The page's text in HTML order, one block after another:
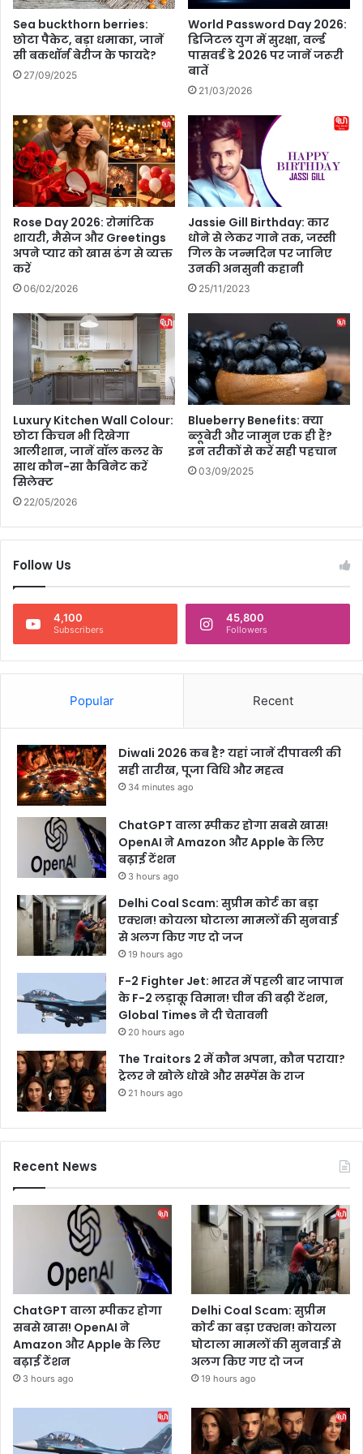
ह
है
ड़ी
ज
ह
?
Sea buckthorn berries:
छोटा पैकेट, बड़ा धमाका, जानें
सी बकथॉर्न बेरीज के फायदे?
27/09/2025
World Password Day 2026:
डिजिटल युग में सुरक्षा, वर्ल्ड
पासवर्ड डे 2026 पर जानें जरूरी
बातें
21/03/2026
Rose Day 2026: रोमांटिक
शायरी, मैसेज और Greetings
अपने प्यार को खास ढंग से व्यक्त
करें
06/02/2026
Jassie Gill Birthday: कार
धोने से लेकर गाने तक, जस्सी
गिल के जन्मदिन पर जानिए
उनकी अनसुनी कहानी
25/11/2023
Luxury Kitchen Wall Colour:
छोटा किचन भी दिखेगा
आलीशान, जानें वॉल कलर के
साथ कौन-सा कैबिनेट करें
सिलेक्ट
22/05/2026
Blueberry Benefits: क्या
ब्लूबेरी और जामुन एक ही हैं?
इन तरीकों से करें सही पहचान
03/09/2025
Follow Us
4,100
Subscribers
45,800
Followers
Popular Recent
Diwali 2026 कब है? यहां जानें दीपावली की
सही तारीख, पूजा विधि और महत्व
34 minutes ago
ChatGPT वाला स्पीकर होगा सबसे खास!
OpenAI ने Amazon और Apple के लिए
बढ़ाई टेंशन
3 hours ago
Delhi Coal Scam: सुप्रीम कोर्ट का बड़ा
एक्शन! कोयला घोटाला मामलों की सुनवाई
से अलग किए गए दो जज
19 hours ago
F-2 Fighter Jet: भारत में पहली बार जापान
के F-2 लड़ाकू विमान! चीन की बढ़ी टेंशन,
Global Times ने दी चेतावनी
20 hours ago
The Traitors 2 में कौन अपना, कौन पराया?
ट्रेलर ने खोले धोखे और सस्पेंस के राज
21 hours ago
Recent News
ChatGPT वाला स्पीकर होगा
सबसे खास! OpenAI ने
Amazon और Apple के लिए
बढ़ाई टेंशन
3 hours ago
Delhi Coal Scam: सुप्रीम
कोर्ट का बड़ा एक्शन! कोयला
घोटाला मामलों की सुनवाई से
अलग किए गए दो जज
19 hours ago